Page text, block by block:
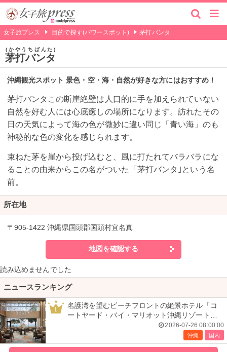
女子旅プレス 目的で探す(パワースポット) 茅打バンタ
茅打バンタ
かやうちばんた
沖縄観光スポット 景色・空・海・自然が好きな方にはおすすめ！
茅打バンタこの断崖絶壁は人口的に手を加えられていない
自然を好む人には心底癒しの場所になります。訪れたその
日の天気によって海の色が微妙に違い同じ「青い海」のも
神秘的な色の変化を感じられます。
束ねた茅を崖から投げ込むと、風に打たれてバラバラにな
ることの由来からこの名がついた「茅打バンタ｣という名
前。
所在地
〒905-1422 沖縄県国頭郡国頭村宜名真
地図を確認する
読み込めませんでした
ニュースランキング
1
名護湾を望むビーチフロントの絶景ホテル「コ
ートヤード・バイ・マリオット沖縄リゾート」
で叶える贅沢ステイ＜宿泊レポ＞2026-07-26 08:00:00
沖縄 国内